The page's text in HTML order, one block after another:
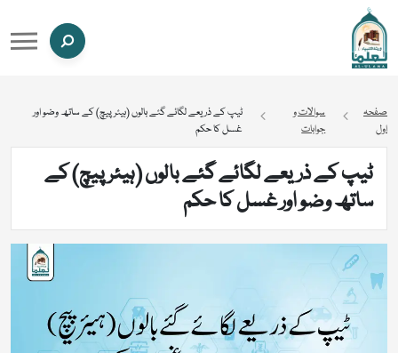
صفحہ
اول
سوالات و
جوابات
ٹیپ کے ذریعے لگائے گئے بالوں (ہیئر پیچ) کے ساتھ وضو اور
غسل کا حکم
ٹیپ کے ذریعے لگائے گئے بالوں (ہیئر پیچ) کے
ساتھ وضو اور غسل کا حکم